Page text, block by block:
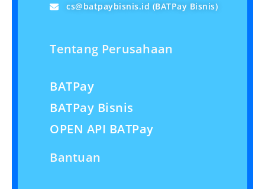
cs@batpaybisnis.id (BATPay Bisnis)
Tentang Perusahaan
BATPay
BATPay Bisnis
OPEN API BATPay
Bantuan